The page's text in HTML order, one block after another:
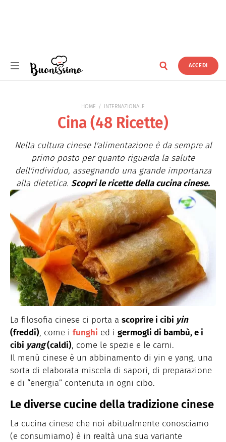
ACCEDI
HOME INTERNAZIONALE
Cina (48 Ricette)
Nella cultura cinese l'alimentazione è da sempre al
primo posto per quanto riguarda la salute
dell'individuo, assegnando una grande importanza
alla dietetica. Scopri le ricette della cucina cinese.
La filosofia cinese ci porta a scoprire i cibi yin
(freddi), come i funghi ed i germogli di bambù, e i
cibi yang(caldi), come le spezie e le carni.
Il menù cinese è un abbinamento di yin e yang, una
sorta di elaborata miscela di sapori, di preparazione
e di “energia” contenuta in ogni cibo.
Le diverse cucine della tradizione cinese
La cucina cinese che noi abitualmente conosciamo
(e consumiamo) è in realtà una sua variante